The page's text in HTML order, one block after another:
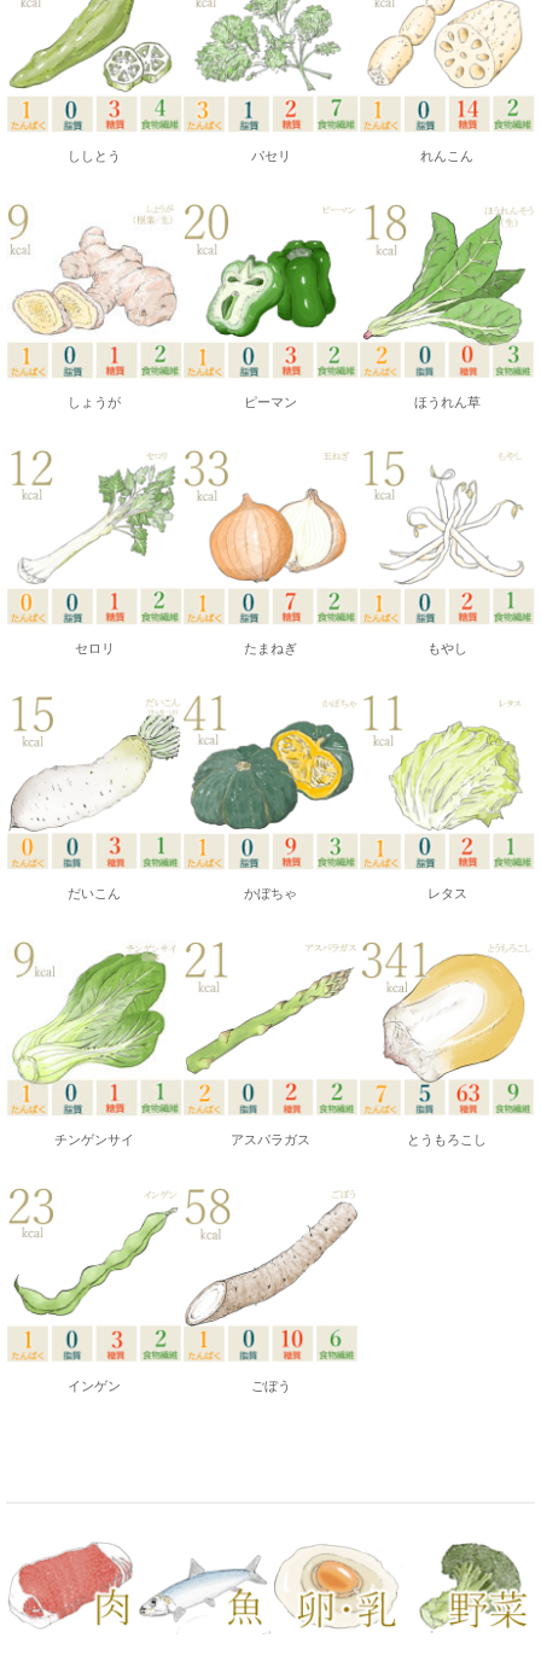
ししとう
しょうが
セロリ
だいこん
チンゲンサイ
インゲン
パセリ
ピーマン
たまねぎ
かぼちゃ
アスパラガス
ごぼう
れんこん
ほうれん草
もやし
レタス
とうもろこし